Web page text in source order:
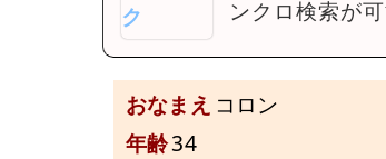
ンクロ検索が
おなまえ コロン
年齢34